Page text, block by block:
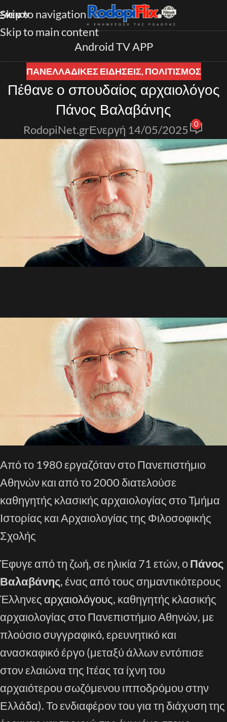
Skip to navigation
Skip to main content
ΜΕΝΟΎ
Android TV APP
ΠΑΝΕΛΛΑΔΙΚΈΣ ΕΙΔΉΣΕΙΣ,ΠΟΛΙΤΙΣΜΟΣ
Πέθανε ο σπουδαίος αρχαιολόγος
Πάνος Βαλαβάνης
RodopiNet.grΕνεργή 14/05/2025 0
Από το 1980 εργαζόταν στο Πανεπιστήμιο
Αθηνών και από το 2000 διατελούσε
καθηγητής κλασικής αρχαιολογίας στο Τμήμα
Ιστορίας και Αρχαιολογίας της Φιλοσοφικής
Σχολής
Έφυγε από τη ζωή, σε ηλικία 71 ετών, οΠάνος
Βαλαβάνης, ένας από τους σημαντικότερους
Έλληνες αρχαιολόγους, καθηγητής κλασικής
αρχαιολογίας στο Πανεπιστήμιο Αθηνών, με
πλούσιο συγγραφικό, ερευνητικό και
ανασκαφικό έργο (μεταξύ άλλων εντόπισε
στον ελαιώνα της Ιτέας τα ίχνη του
αρχαιότερου σωζόμενου ιπποδρόμου στην
Ελλάδα). Το ενδιαφέρον του για τη διάχυση της